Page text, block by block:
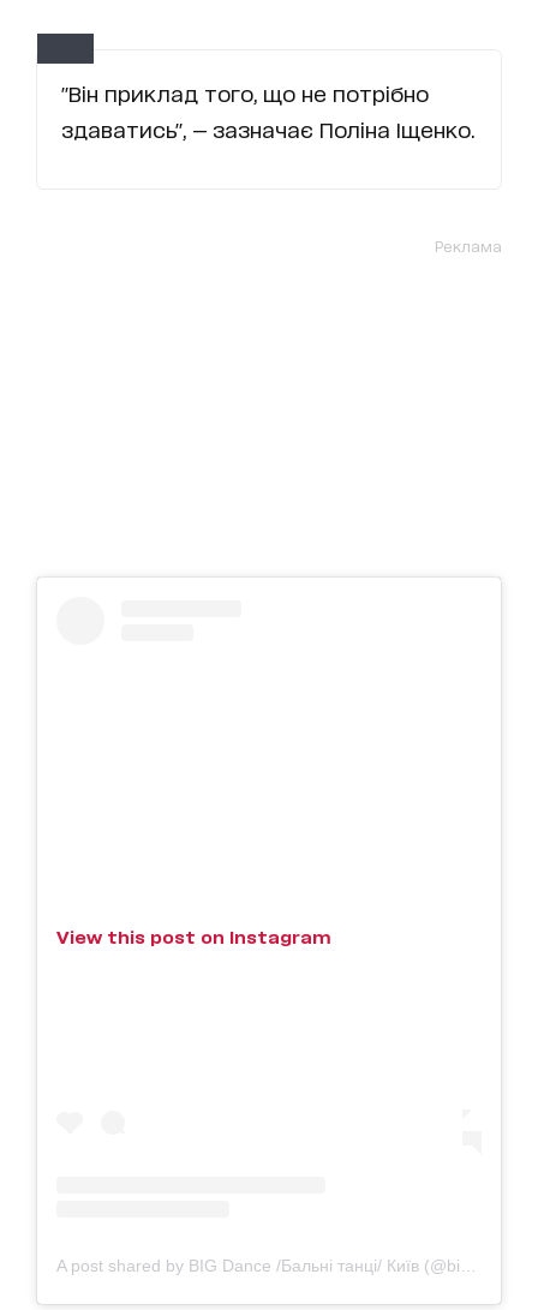
"Він приклад того, що не потрібно
здаватись", — зазначає Поліна Іщенко.
Реклама
View this post on Instagram
A post shared by BIG Dance /Бальні танці/ Київ (@big.dance.studio)